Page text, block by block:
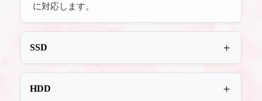
に対応します。
SSD
を搭載し、高速な起動とスムーズなファイルアク
HDD